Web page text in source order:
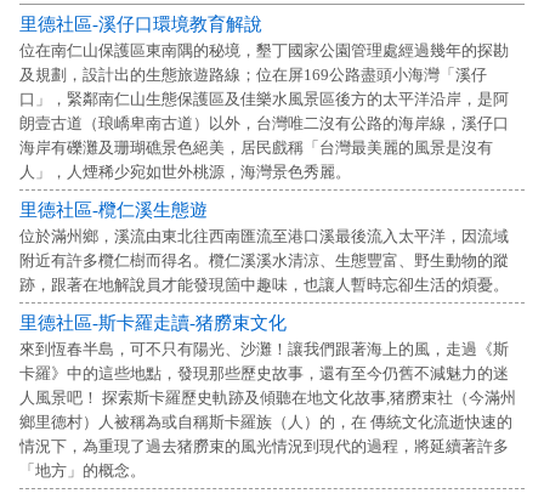
里德社區-溪仔口環境教育解說
位在南仁山保護區東南隅的秘境，墾丁國家公園管理處經過幾年的探勘
及規劃，設計出的生態旅遊路線；位在屏169公路盡頭小海灣「溪仔
口」，緊鄰南仁山生態保護區及佳樂水風景區後方的太平洋沿岸，是阿
朗壹古道（琅嶠卑南古道）以外，台灣唯二沒有公路的海岸線，溪仔口
海岸有礫灘及珊瑚礁景色絕美，居民戲稱「台灣最美麗的風景是沒有
人」，人煙稀少宛如世外桃源，海灣景色秀麗。
里德社區-欖仁溪生態遊
位於滿州鄉，溪流由東北往西南匯流至港口溪最後流入太平洋，因流域
附近有許多欖仁樹而得名。欖仁溪溪水清涼、生態豐富、野生動物的蹤
跡，跟著在地解說員才能發現箇中趣味，也讓人暫時忘卻生活的煩憂。
里德社區-斯卡羅走讀-猪朥束文化
來到恆春半島，可不只有陽光、沙灘！讓我們跟著海上的風，走過《斯
卡羅》中的這些地點，發現那些歷史故事，還有至今仍舊不減魅力的迷
人風景吧！ 探索斯卡羅歷史軌跡及傾聽在地文化故事,猪朥束社（今滿州
鄉里德村）人被稱為或自稱斯卡羅族（人）的，在 傳統文化流逝快速的
情況下，為重現了過去猪朥束的風光情況到現代的過程，將延續著許多
「地方」的概念。